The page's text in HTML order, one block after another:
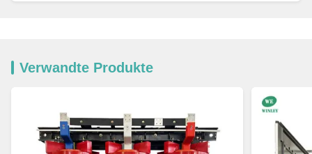
Verwandte Produkte